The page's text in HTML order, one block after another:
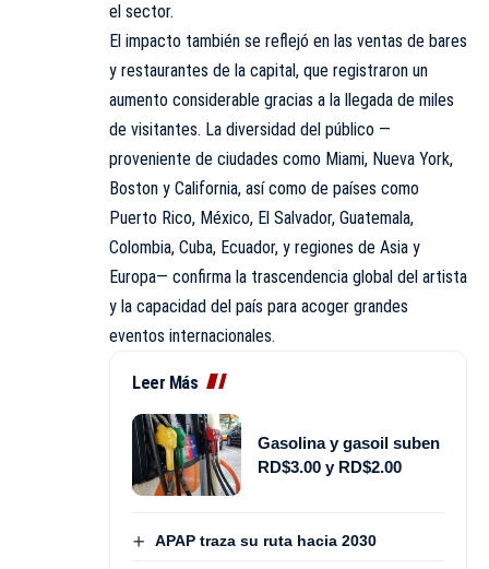
el sector.
El impacto también se reflejó en las ventas de bares
y restaurantes de la capital, que registraron un
aumento considerable gracias a la llegada de miles
de visitantes. La diversidad del público —
proveniente de ciudades como Miami, Nueva York,
Boston y California, así como de países como
Puerto Rico, México, El Salvador, Guatemala,
Colombia, Cuba, Ecuador, y regiones de Asia y
Europa— confirma la trascendencia global del artista
y la capacidad del país para acoger grandes
eventos internacionales.
Leer Más
Gasolina y gasoil suben
RD$3.00 y RD$2.00
APAP traza su ruta hacia 2030